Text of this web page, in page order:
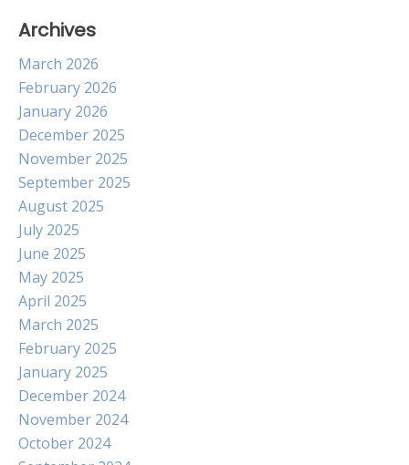
Archives
March 2026
February 2026
January 2026
December 2025
November 2025
September 2025
August 2025
July 2025
June 2025
May 2025
April 2025
March 2025
February 2025
January 2025
December 2024
November 2024
October 2024